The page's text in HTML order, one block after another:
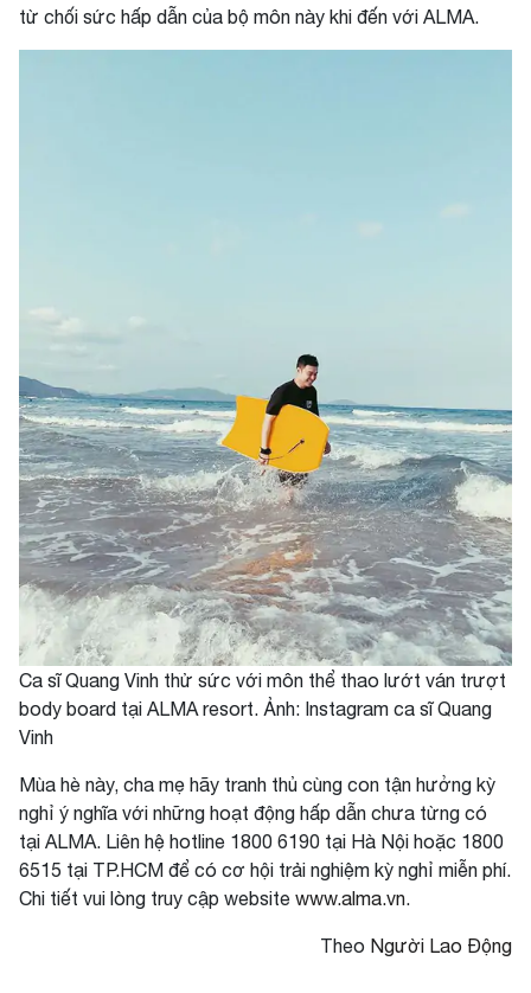
từ chối sức hấp dẫn của bộ môn này khi đến với ALMA.
Ca sĩ Quang Vinh thử sức với môn thể thao lướt ván trượt
body board tại ALMA resort. Ảnh: Instagram ca sĩ Quang
Vinh
Mùa hè này, cha mẹ hãy tranh thủ cùng con tận hưởng kỳ
nghỉ ý nghĩa với những hoạt động hấp dẫn chưa từng có
tại ALMA. Liên hệ hotline 1800 6190 tại Hà Nội hoặc 1800
6515 tại TP.HCM để có cơ hội trải nghiệm kỳ nghỉ miễn phí.
Chi tiết vui lòng truy cập website www.alma.vn.
Theo Người Lao Động